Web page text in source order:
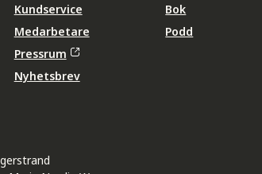
Kundservice
Medarbetare
Pressrum
Nyhetsbrev
Bok
Podd